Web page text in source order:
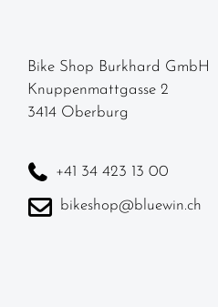
Bike Shop Burkhard GmbH
Knuppenmattgasse 2
3414 Oberburg
+41 34 423 13 00
bikeshop@bluewin.ch